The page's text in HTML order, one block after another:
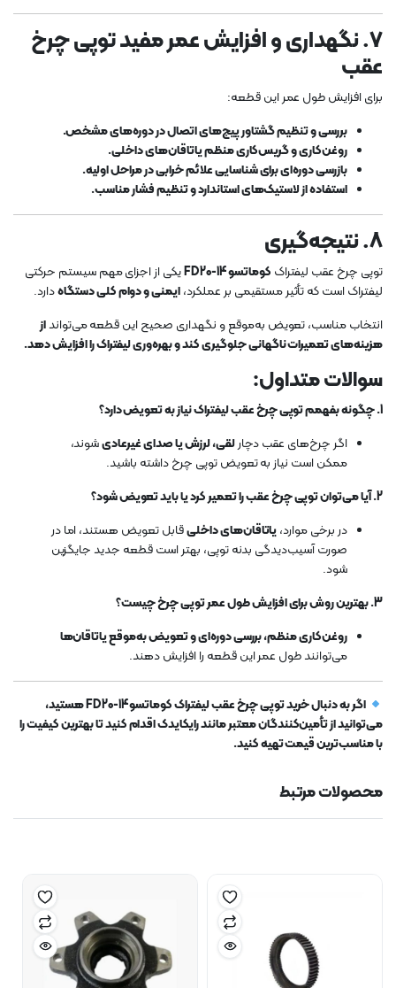
7. نگهداری و افزایش عمر مفید توپی چرخ
عقب
برای افزایش طول عمر این قطعه:
بررسی و تنظیم گشتاور پیچ‌های اتصال در دوره‌های مشخص.
روغن‌کاری و گریس‌کاری منظم یاتاقان‌های داخلی.
بازرسی دوره‌ای برای شناسایی علائم خرابی در مراحل اولیه.
استفاده از لاستیک‌های استاندارد و تنظیم فشار مناسب.
8. نتیجه‌گیری
توپی چرخ عقب لیفتراک کوماتسو FD20-14
یکی از اجزای مهم سیستم حرکتی
لیفتراک است که تأثیر مستقیمی بر عملکرد،ایمنی و دوام کلی دستگاهدارد.
انتخاب مناسب، تعویض به‌موقع و نگهداری صحیح این قطعه می‌توانداز
هزینه‌های تعمیرات ناگهانی جلوگیری کند و بهره‌وری لیفتراک را افزایش دهد.
سوالات متداول:
1. چگونه بفهمم توپی چرخ عقب لیفتراک نیاز به تعویض دارد؟
اگر چرخ‌های عقب دچارلقی، لرزش یا صدای غیرعادیشوند،
ممکن است نیاز به تعویض توپی چرخ داشته باشید.
2. آیا می‌توان توپی چرخ عقب را تعمیر کرد یا باید تعویض شود؟
در برخی موارد،یاتاقان‌های داخلیقابل تعویض هستند، اما در
صورت آسیب‌دیدگی بدنه توپی، بهتر است قطعه جدید جایگزین
شود.
3. بهترین روش برای افزایش طول عمر توپی چرخ چیست؟
روغن‌کاری منظم، بررسی دوره‌ای و تعویض به‌موقع یاتاقان‌ها
می‌توانند طول عمر این قطعه را افزایش دهند.
اگر به دنبال خرید توپی چرخ عقب لیفتراک کوماتسو FD20-14 هستید،
می‌توانید از تأمین‌کنندگان معتبر مانند رایکایدک اقدام کنید تا بهترین کیفیت را
با مناسب‌ترین قیمت تهیه کنید.
محصولات مرتبط